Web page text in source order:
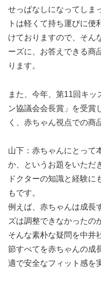
せっぱなしになってしま
トは軽くて持ち運びに
けておりますので、そん
ーズに、お答えできる商
ります。
また、今年、第11回キッ
ン協議会会長賞」を受賞
く、赤ちゃん視点での商
山下：赤ちゃんにとって
か、というお題をいただ
ドクターの知識と経験
もです。
例えば、赤ちゃんは成長
ズは調整できなかったの
そんな素朴な疑問を中井
節すべてを赤ちゃんの成
適で安全なフィット感を